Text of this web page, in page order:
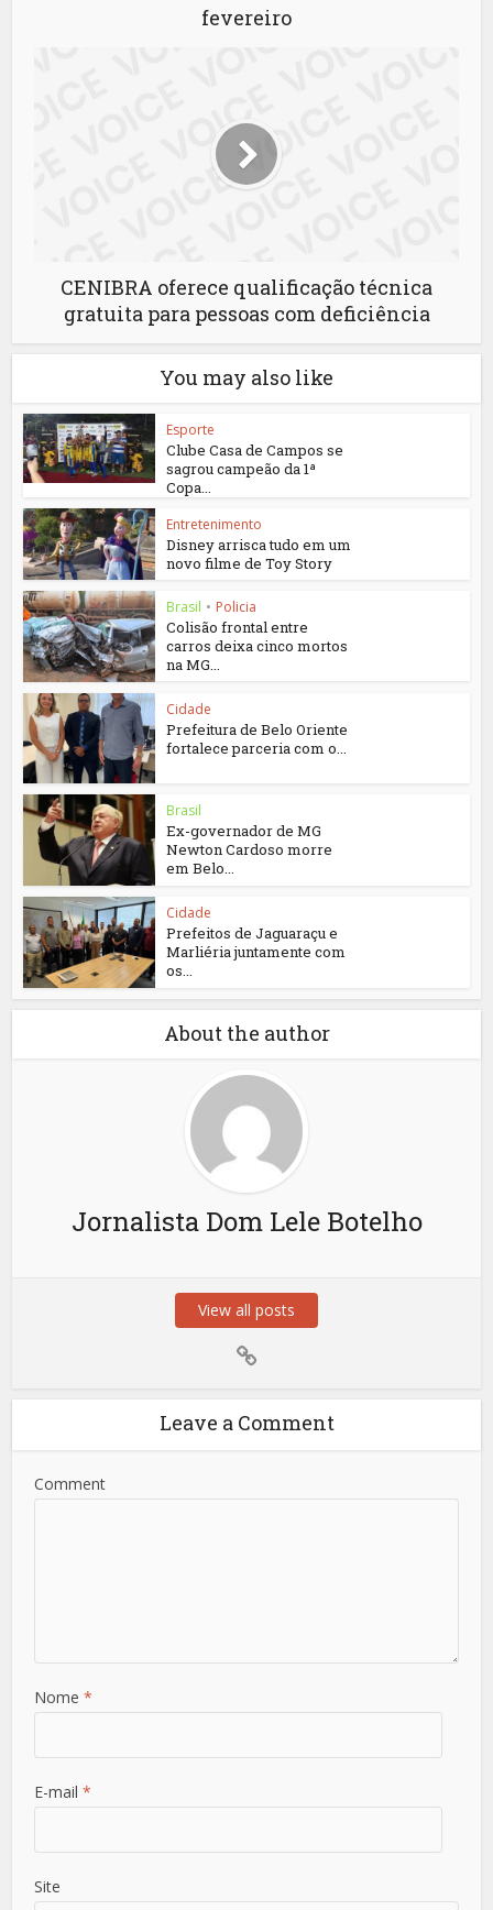
fevereiro
CENIBRA oferece qualificação técnica
gratuita para pessoas com deficiência
You may also like
Esporte
Clube Casa de Campos se
sagrou campeão da 1ª
Copa...
Entretenimento
Disney arrisca tudo em um
novo filme de Toy Story
Brasil • Policia
Colisão frontal entre
carros deixa cinco mortos
na MG...
Cidade
Prefeitura de Belo Oriente
fortalece parceria com o...
Brasil
Ex-governador de MG
Newton Cardoso morre
em Belo...
Cidade
Prefeitos de Jaguaraçu e
Marliéria juntamente com
os...
About the author
Jornalista Dom Lele Botelho
View all posts
Leave a Comment
Comment
Nome*
E-mail*
Site